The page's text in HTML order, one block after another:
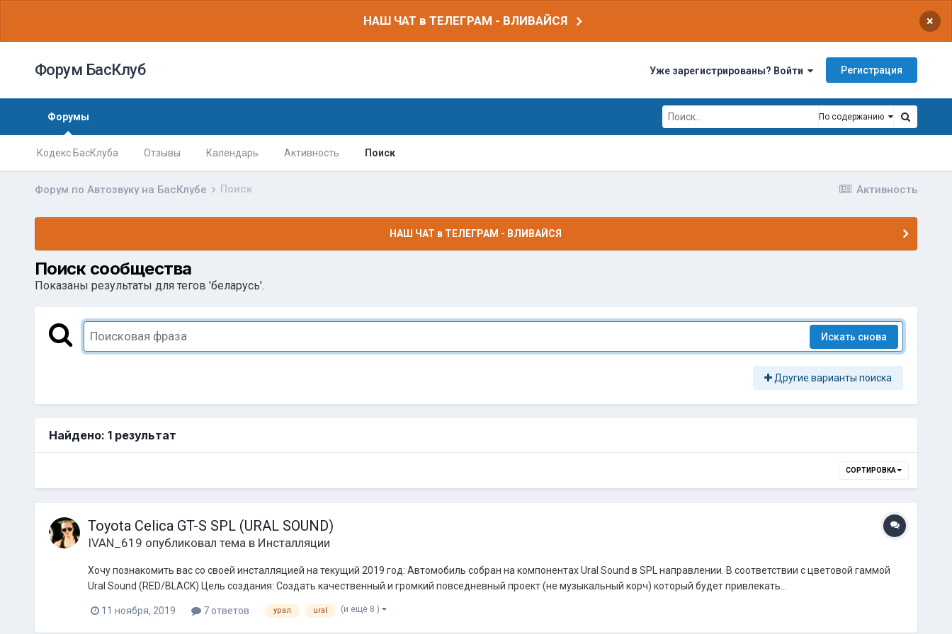
НАШ ЧАТ в ТЕЛЕГРАМ - ВЛИВАЙСЯ ×
Форум БасКлуб Уже зарегистрированы? Войти Регистрация
Форумы
Кодекс БасКлуба Отзывы Календарь Активность Поиск
По содержанию
Активность
Форум по Автозвуку на БасКлубе Поиск
НАШ ЧАТ в ТЕЛЕГРАМ - ВЛИВАЙСЯ
Поиск сообщества
Показаны результаты для тегов 'беларусь'.
Искать снова
Другие варианты поиска
Найдено: 1 результат
СОРТИРОВКА
Toyota Celica GT-S SPL (URAL SOUND)
IVAN_619 опубликовал тема в Инсталляции
Хочу познакомить вас со своей инсталляцией на текущий 2019 год: Автомобиль собран на компонентах Ural Sound в SPL направлении. В соответствии с цветовой гаммой
Ural Sound (RED/BLACK) Цель создания: Создать качественный и громкий повседневный проект (не музыкальный корч) который будет привлекать...
11 ноября, 2019 7 ответов урал ural (и ещё 8 )